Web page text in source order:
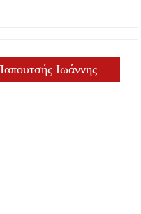
Ιωάννης